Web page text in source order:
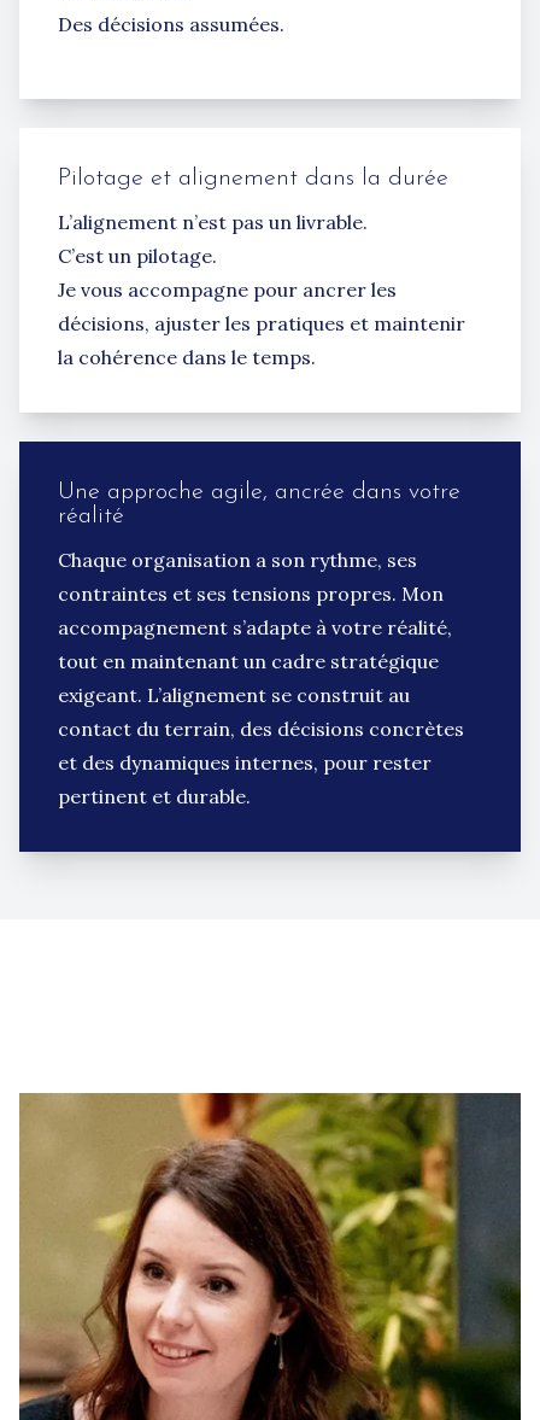
Des décisions assumées.
Pilotage et alignement dans la durée
L’alignement n’est pas un livrable.
C’est un pilotage.
Je vous accompagne pour ancrer les
décisions, ajuster les pratiques et maintenir
la cohérence dans le temps.
Une approche agile, ancrée dans votre
réalité
Chaque organisation a son rythme, ses
contraintes et ses tensions propres. Mon
accompagnement s’adapte à votre réalité,
tout en maintenant un cadre stratégique
exigeant. L’alignement se construit au
contact du terrain, des décisions concrètes
et des dynamiques internes, pour rester
pertinent et durable.